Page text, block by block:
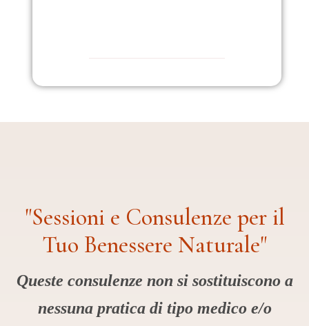
"Sessioni e Consulenze per il
Tuo Benessere Naturale"
Queste consulenze non si sostituiscono a
nessuna pratica di tipo medico e/o